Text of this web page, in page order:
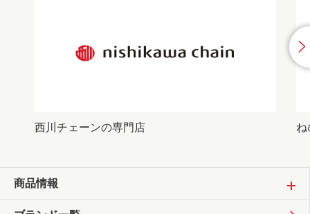
西川チェーンの専門店
商品情報